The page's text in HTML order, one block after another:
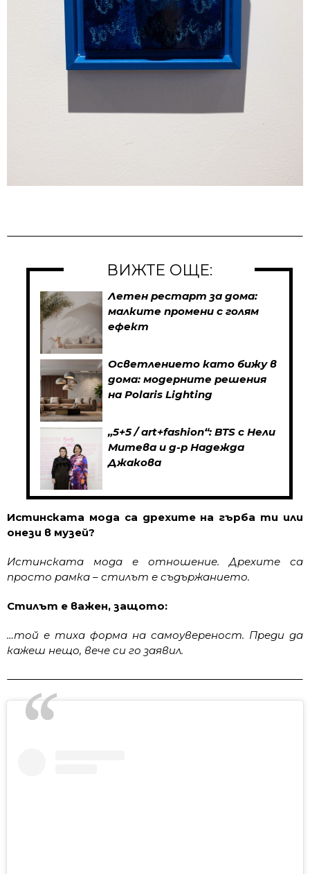
ВИЖТЕ ОЩЕ:
Летен рестарт за дома:
малките промени с голям
ефект
Осветлението като бижу в
дома: модерните решения
на Polaris Lighting
„5+5 / art+fashion“: BTS с Нели
Митева и д-р Надежда
Джакова
Истинската мода са дрехите на гърба ти или
онези в музей?
Истинската мода е отношение. Дрехите са
просто рамка – стилът е съдържанието.
Стилът е важен, защото:
…той е тиха форма на самоувереност. Преди да
кажеш нещо, вече си го заявил.